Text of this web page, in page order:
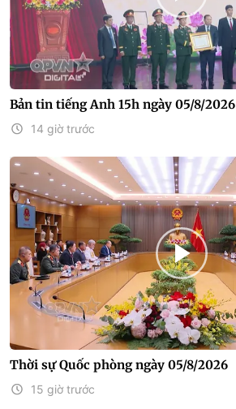
Bản tin tiếng Anh 15h ngày 05/8/2026
14 giờ trước
Thời sự Quốc phòng ngày 05/8/2026
15 giờ trước